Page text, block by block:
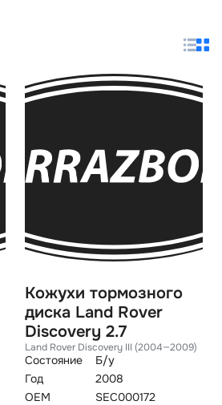
Кожухи тормозного
диска Land Rover
Discovery 2.7
Land Rover Discovery III (2004—2009)
Состояние
Б/у
Год
2008
OEM
SEC000172